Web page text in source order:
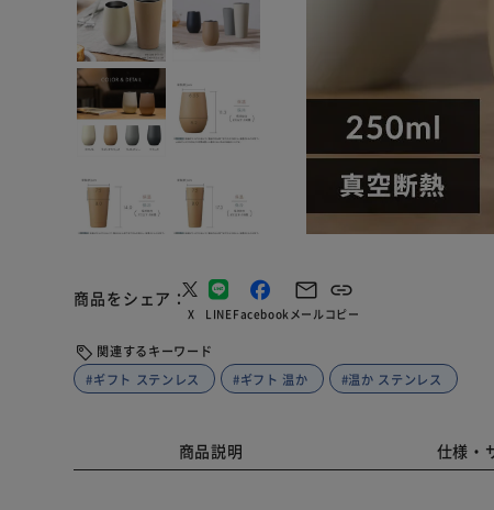
商品をシェア
X LINEFacebook メールコピー
関連するキーワード
#ギフト ステンレス
#ギフト 温か #温か ステンレス
商品説明 仕様・